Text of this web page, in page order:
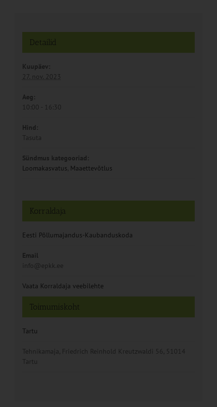
Detailid
Kuupäev:
27. nov. 2023
Aeg:
10:00 - 16:30
Hind:
Tasuta
Sündmus kategooriad:
Loomakasvatus, Maaettevõtlus
Toimumiskoht
Tartu
Tehnikamaja, Friedrich Reinhold Kreutzwaldi 56, 51014
Tartu
Korraldaja
Eesti Põllumajandus-Kaubanduskoda
Email
info@epkk.ee
Vaata Korraldaja veebilehte